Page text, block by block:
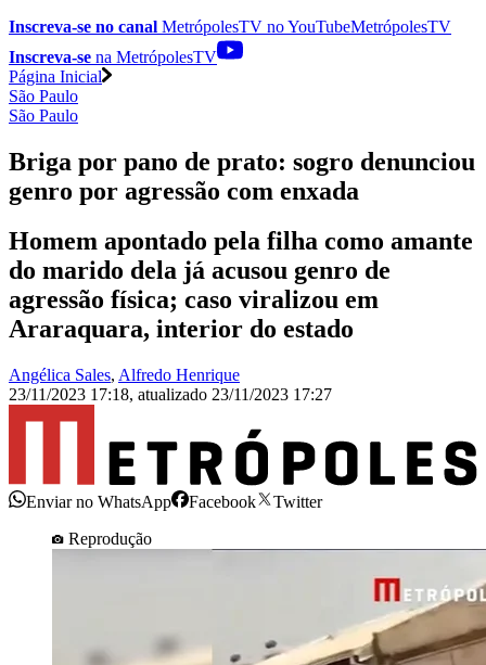
Inscreva-se no canal MetrópolesTV noYouTubeMetrópolesTV
Inscreva-se na MetrópolesTV
Página Inicial
São Paulo
São Paulo
Briga por pano de prato: sogro denunciou
genro por agressão com enxada
Homem apontado pela filha como amante
do marido dela já acusou genro de
agressão física; caso viralizou em
Araraquara, interior do estado
Angélica Sales, Alfredo Henrique
23/11/2023 17:18, atualizado 23/11/2023 17:27
Enviar no WhatsApp Facebook
Twitter
Reprodução